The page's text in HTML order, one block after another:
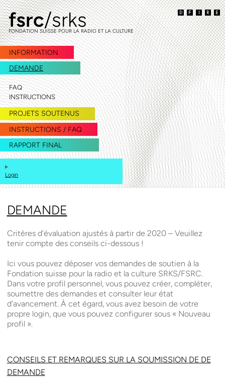
passer
à
la
navigation
passer
au
contenu
fsrc/srks
FONDATION SUISSE POUR LA RADIO ET LA CULTURE
INFORMATION
DEMANDE
FAQ
INSTRUCTIONS
PROJETS SOUTENUS
INSTRUCTIONS / FAQ
RAPPORT FINAL
Login
DEMANDE
Critères d’évaluation ajustés à partir de 2020 – Veuillez
tenir compte des conseils ci-dessous !
Ici vous pouvez déposer vos demandes de soutien à la
Fondation suisse pour la radio et la culture SRKS/FSRC
Dans votre profil personnel, vous pouvez créer, compléter,
soumettre des demandes et consulter leur état
d’avancement. À cet égard, vous avez besoin de votre
propre login, que vous pouvez configurer sous « Nouveau
profil ».
CONSEILS ET REMARQUES SUR LA SOUMISSION DE DE
DEMANDE